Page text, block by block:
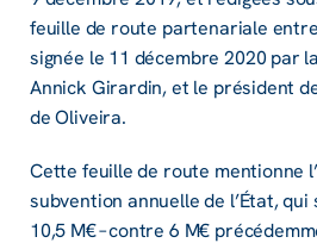
feuille de route parte­na­riale entre
signée le 11 décembre 2020 par
Annick Girar­din, et le président
de Oliveira.
Cette feuille de route mentionne
subven­tion annuelle de l’État, qui
10,5 M€ – contre 6 M€